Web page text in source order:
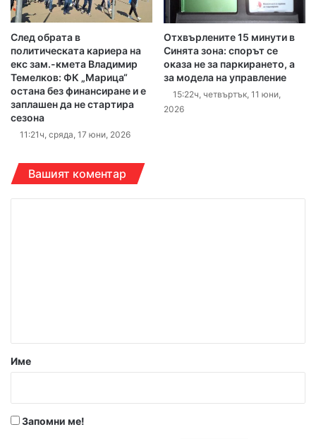
След обрата в
политическата кариера на
екс зам.-кмета Владимир
Темелков: ФК „Марица“
остана без финансиране и е
заплашен да не стартира
сезона
11:21ч, сряда, 17 юни, 2026
Отхвърлените 15 минути в
Синята зона: спорът се
оказа не за паркирането, а
за модела на управление
15:22ч, четвъртък, 11 юни,
2026
Вашият коментар
р
Име
Запомни ме!